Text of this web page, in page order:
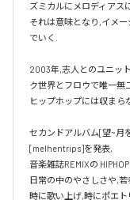
ズミカルにメロディアス
それは意味となり,イメ
でいく.
2003年,志人とのユニッ
ク世界とフロウで唯一無
ヒップホップには収まら
セカンドアルバム[望~月
[melhentrips]を発表,
音楽雑誌REMIXの
日常の中のやさしさや,
時に歌い上げ,時にポエ